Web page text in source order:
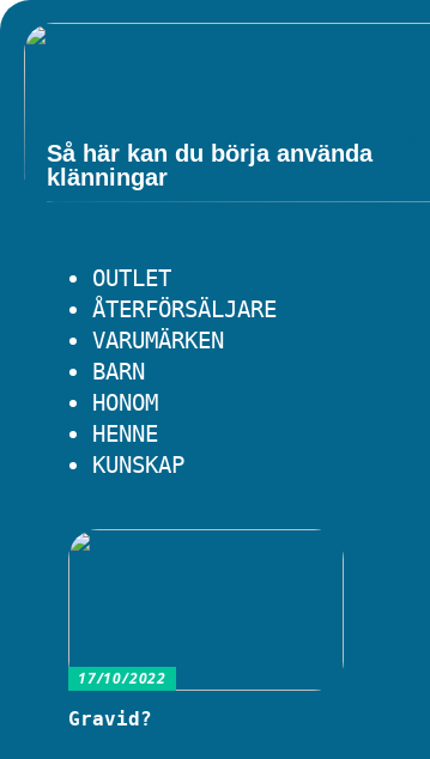
Så här kan du börja använda
klänningar
OUTLET
ÅTERFÖRSÄLJARE
VARUMÄRKEN
BARN
HONOM
HENNE
KUNSKAP
17/10/2022
Gravid?